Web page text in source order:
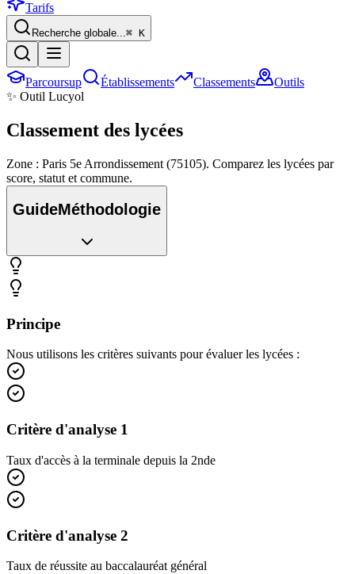
Tarifs
Recherche globale...⌘ K
Parcoursup Établissements Classements
Outils
✨ Outil Lucyol
Classement des lycées
Zone : Paris 5e Arrondissement (75105). Comparez les lycées par
score, statut et commune.
GuideMéthodologie
Principe
Nous utilisons les critères suivants pour évaluer les lycées :
Critère d'analyse 1
Taux d'accès à la terminale depuis la 2nde
Critère d'analyse 2
Taux de réussite au baccalauréat général